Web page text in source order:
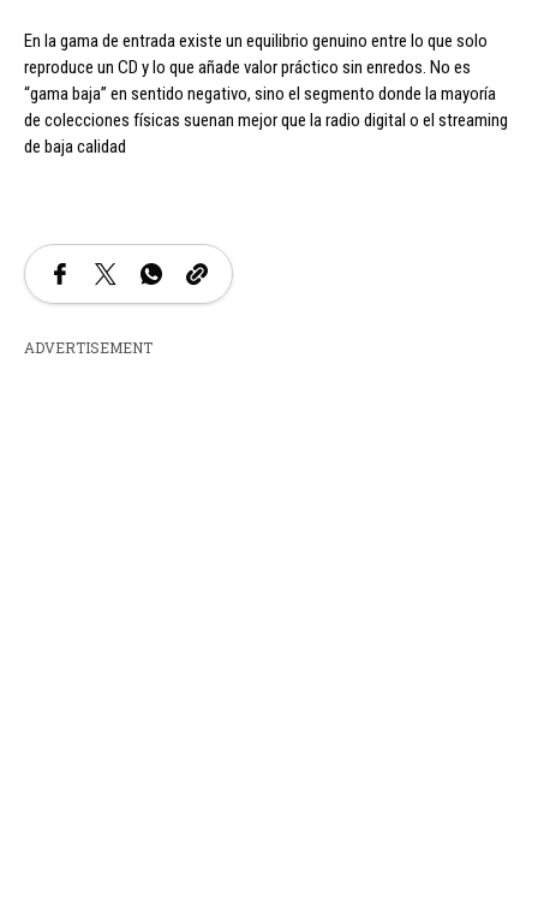
En la gama de entrada existe un equilibrio genuino entre lo que solo
reproduce un CD y lo que añade valor práctico sin enredos. No es
“gama baja” en sentido negativo, sino el segmento donde la mayoría
de colecciones físicas suenan mejor que la radio digital o el streaming
de baja calidad
ADVERTISEMENT